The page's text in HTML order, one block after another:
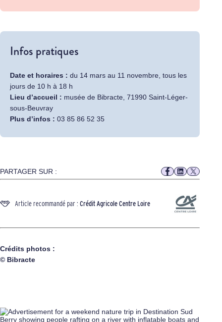
Infos pratiques
Date et horaires : du 14 mars au 11 novembre, tous les
jours de 10 h à 18 h
Lieu d’accueil : musée de Bibracte, 71990 Saint-Léger-
sous-Beuvray
Plus d’infos : 03 85 86 52 35
PARTAGER SUR :
Article recommandé par : Crédit Agricole Centre Loire
Crédits photos :
© Bibracte